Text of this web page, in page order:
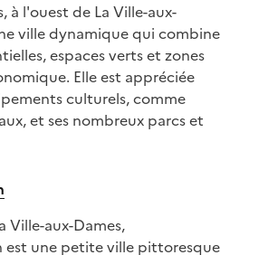
à l'ouest de La Ville-aux-
ville dynamique qui combine
espaces verts et zones
Elle est appréciée
culturels, comme
et ses nombreux parcs et
Ville-aux-Dames,
est une petite ville pittoresque